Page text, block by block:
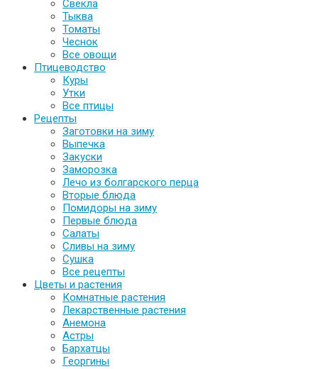
Свекла
Тыква
Томаты
Чеснок
Все овощи
Птицеводство
Куры
Утки
Все птицы
Рецепты
Заготовки на зиму
Выпечка
Закуски
Заморозка
Лечо из болгарского перца
Вторые блюда
Помидоры на зиму
Первые блюда
Салаты
Сливы на зиму
Сушка
Все рецепты
Цветы и растения
Комнатные растения
Лекарственные растения
Анемона
Астры
Бархатцы
Георгины